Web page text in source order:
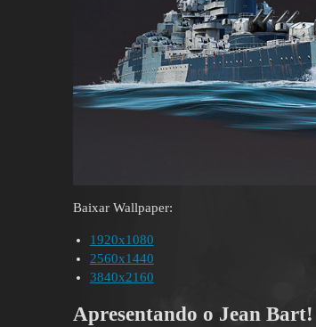
Baixar Wallpaper:
1920x1080
2560x1440
3840x2160
Apresentando o Jean Bart!